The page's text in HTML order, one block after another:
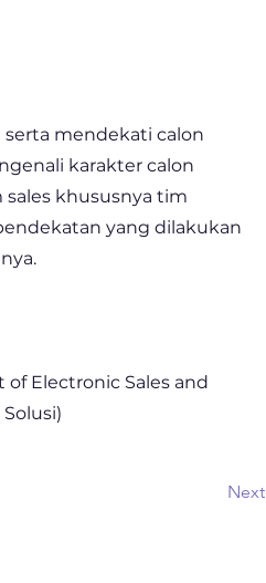
serta mendekati calon
karakter calon
khususnya tim
yang dilakukan
of Electronic Sales and
Next